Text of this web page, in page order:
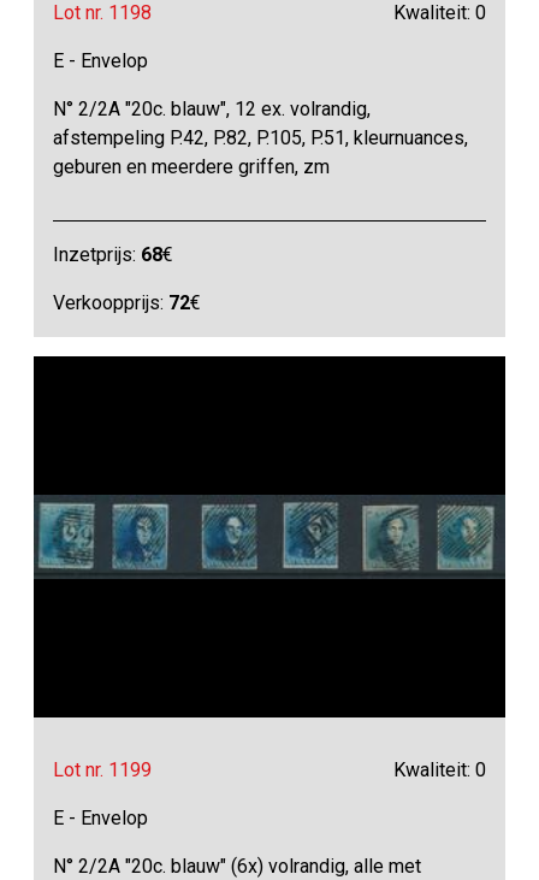
Lot nr. 1198 Kwaliteit: 0
E - Envelop
N° 2/2A "20c. blauw", 12 ex. volrandig,
afstempeling P.42, P.82, P.105, P.51, kleurnuances,
geburen en meerdere griffen, zm
Inzetprijs: 68€
Verkoopprijs: 72€
Lot nr. 1199 Kwaliteit: 0
E - Envelop
N° 2/2A "20c. blauw" (6x) volrandig, alle met